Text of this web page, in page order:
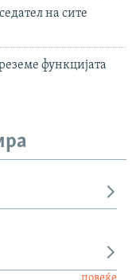
на сите
функцијата